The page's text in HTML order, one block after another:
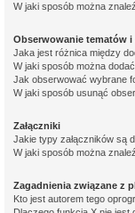
W jaki sposób można
Obserwowanie tematów i
Jaka jest różnica między
W jaki sposób można
Jak obserwować wybrane
W jaki sposób usunąć
Załączniki
Jakie typy załączników są
W jaki sposób można
Zagadnienia związane z
Kto jest autorem tego